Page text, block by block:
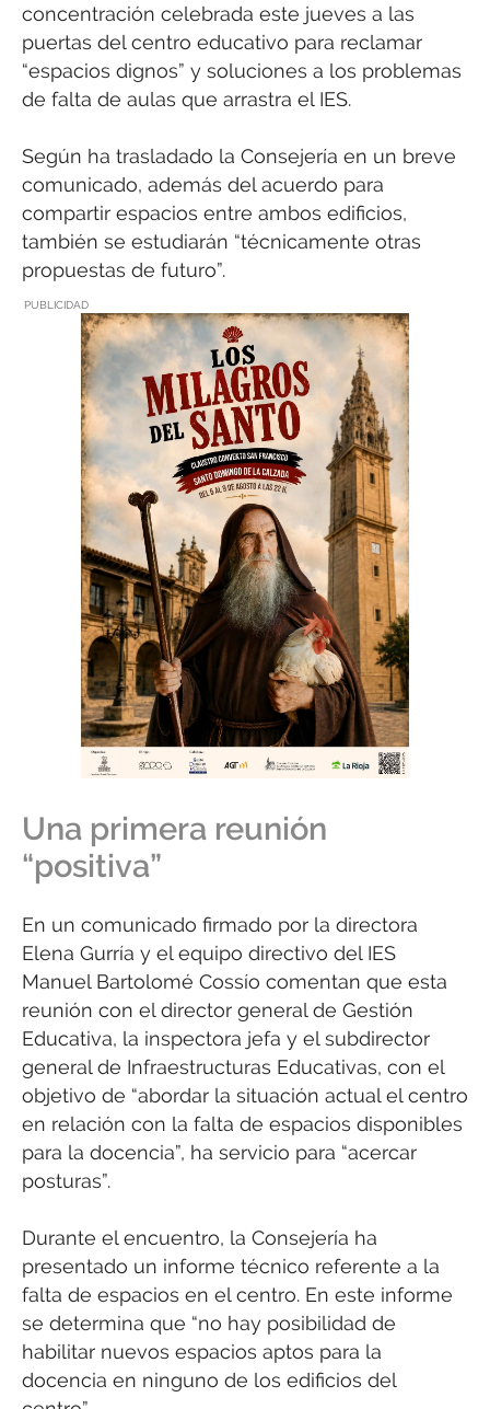
concentración celebrada este jueves a las
puertas del centro educativo para reclamar
“espacios dignos” y soluciones a los problemas
de falta de aulas que arrastra el IES.
Según ha trasladado la Consejería en un breve
comunicado, además del acuerdo para
compartir espacios entre ambos edificios,
también se estudiarán “técnicamente otras
propuestas de futuro”.
PUBLICIDAD
Una primera reunión
“positiva”
En un comunicado firmado por la directora
Elena Gurría y el equipo directivo del IES
Manuel Bartolomé Cossío comentan que esta
reunión con el director general de Gestión
Educativa, la inspectora jefa y el subdirector
general de Infraestructuras Educativas, con el
objetivo de “abordar la situación actual el centro
en relación con la falta de espacios disponibles
para la docencia”, ha servicio para “acercar
posturas”.
Durante el encuentro, la Consejería ha
presentado un informe técnico referente a la
falta de espacios en el centro. En este informe
se determina que “no hay posibilidad de
habilitar nuevos espacios aptos para la
docencia en ninguno de los edificios del